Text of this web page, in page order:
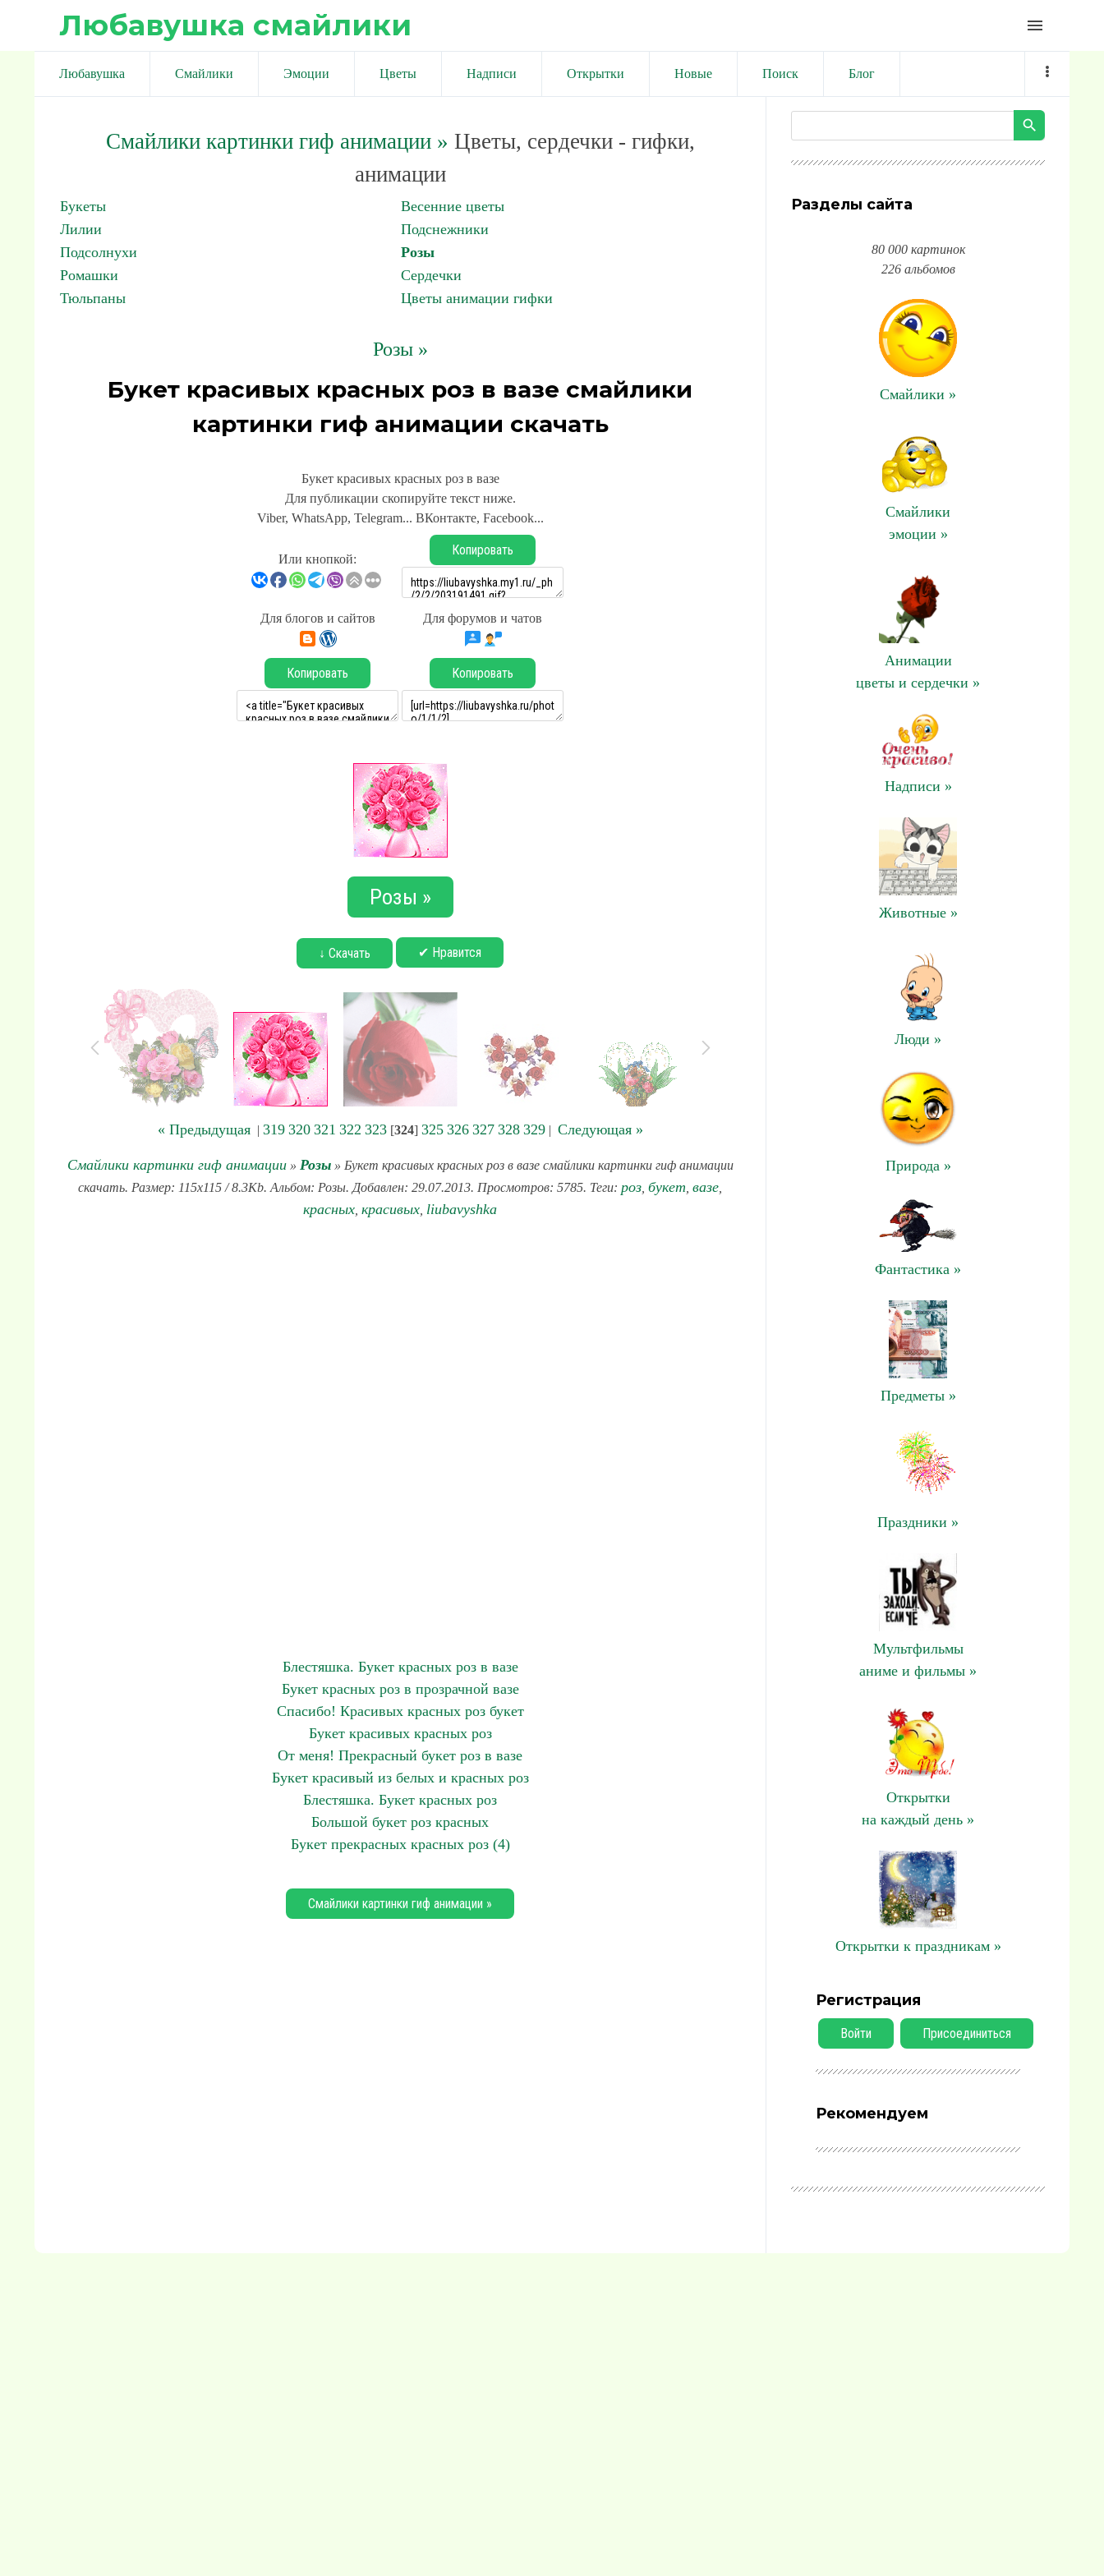
Любавушка смайлики menu
Любавушка Смайлики Эмоции Цветы Надписи Открытки Новые Поиск Блог
Смайлики картинки гиф анимации» Цветы, сердечки - гифки,
анимации
Букеты
Весенние цветы
Лилии
Подснежники
Подсолнухи
Розы
Ромашки
Сердечки
Тюльпаны
Цветы анимации гифки
Розы »
Букет красивых красных роз в вазе смайлики
картинки гиф анимации скачать
Букет красивых красных роз в вазе
Для публикации скопируйте текст ниже.
Viber, WhatsApp, Telegram... ВКонтакте, Facebook...
Или кнопкой:
Копировать
Для блогов и сайтов Для форумов и чатов
Копировать Копировать
Розы »
↓ Скачать ✔ Нравится
« Предыдущая| 319 320 321 322 323[324] 325 326 327 328 329| Следующая »
Смайлики картинки гиф анимации» Розы» Букет красивых красных роз в вазе смайлики картинки гиф анимации
скачать. Размер: 115x115 / 8.3Kb. Альбом: Розы. Добавлен: 29.07.2013. Просмотров: 5785. Теги: роз букет вазе
красных красивых liubavyshka
Блестяшка. Букет красных роз в вазе
Букет красных роз в прозрачной вазе
Спасибо! Красивых красных роз букет
Букет красивых красных роз
От меня! Прекрасный букет роз в вазе
Букет красивый из белых и красных роз
Блестяшка. Букет красных роз
Большой букет роз красных
Букет прекрасных красных роз (4)
Смайлики картинки гиф анимации »
Разделы сайта
80 000 картинок
226 альбомов
Смайлики »
Смайлики
эмоции »
Анимации
цветы и сердечки »
Надписи »
Животные »
Люди »
Природа »
Фантастика »
Предметы »
Праздники »
Мультфильмы
аниме и фильмы »
Открытки
на каждый день »
Открытки к праздникам »
Регистрация
Войти Присоединиться
Рекомендуем